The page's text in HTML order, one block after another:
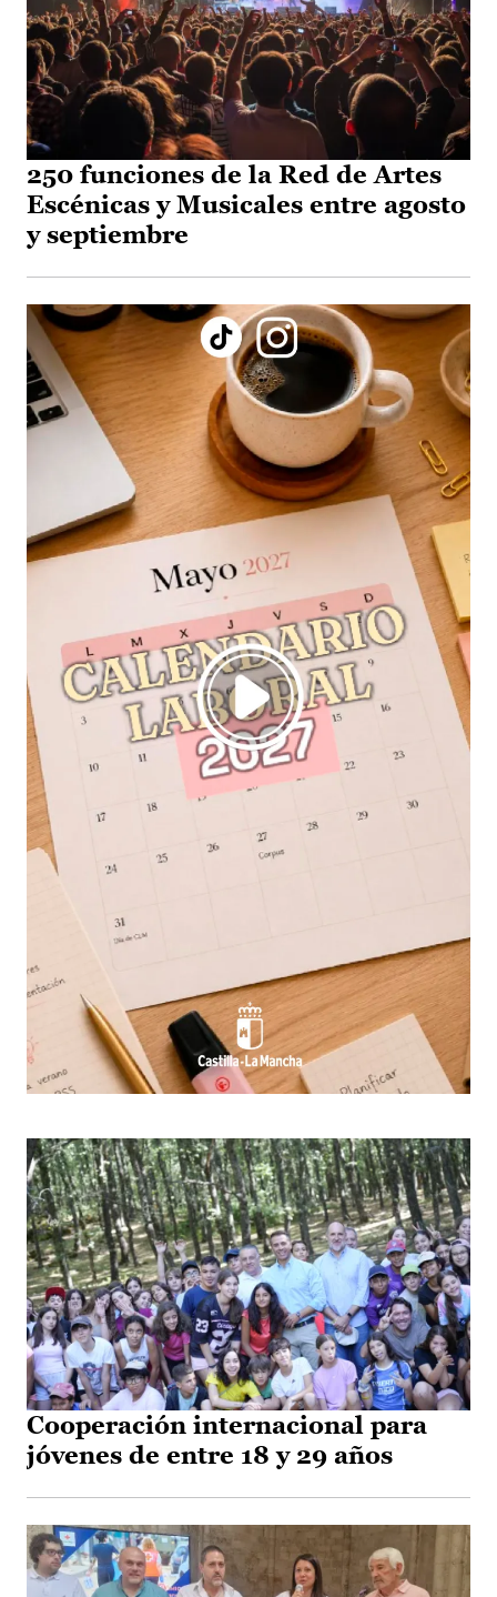
250 funciones de la Red de Artes
Escénicas y Musicales entre agosto
y septiembre
Cooperación internacional para
jóvenes de entre 18 y 29 años